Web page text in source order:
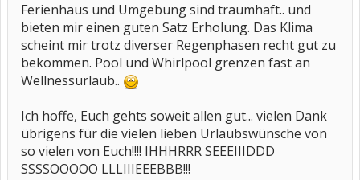
Ferienhaus und Umgebung sind traumhaft.. und
bieten mir einen guten Satz Erholung. Das Klima
scheint mir trotz diverser Regenphasen recht gut zu
bekommen. Pool und Whirlpool grenzen fast an
Wellnessurlaub..
Ich hoffe, Euch gehts soweit allen gut... vielen Dank
übrigens für die vielen lieben Urlaubswünsche von
so vielen von Euch!!!! IHHHRRR SEEEIIIDDD
SSSSOOOOO LLLIIIEEEBBB!!!